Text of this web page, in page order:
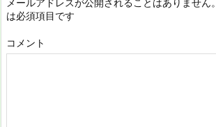
メールアドレスが公開されることはありません。
は必須項目です
コメント